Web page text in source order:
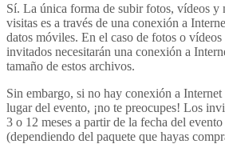
Sí. La única forma de subir fotos, vídeos y
visitas es a través de una conexión a
datos móviles. En el caso de fotos o
invitados necesitarán una conexión a
tamaño de estos archivos.
Sin embargo, si no hay conexión a Internet
lugar del evento, ¡no te preocupes! Los
3 o 12 meses a partir de la fecha del
(dependiendo del paquete que hayas